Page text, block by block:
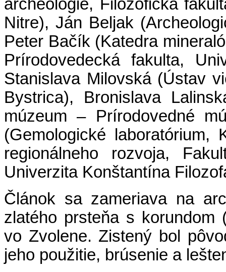
archeológie, Filozofická
Nitre), Ján Beljak
Peter Bačík (Katedra
Prírodovedecká fakulta,
Stanislava Milovská (Ústav
Bystrica), Bronislava
múzeum – Prírodovedné
(Gemologické laboratórium,
regionálneho rozvoja,
Univerzita Konštantína
Článok sa zameriava na
zlatého prsteňa s korundom
vo Zvolene. Zistený bol
jeho použitie, brúsenie a